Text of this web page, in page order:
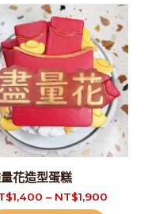
選
項
花造型蛋糕
1,400 – NT$1,900
此
產
品
有
多
款
可
在